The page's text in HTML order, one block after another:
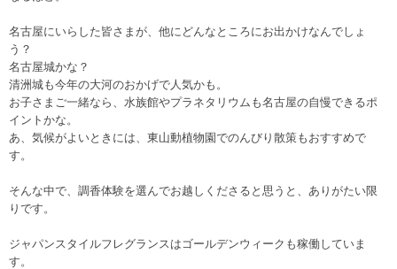
名古屋にいらした皆さまが、他にどんなところにお出かけなんでしょ
う？
名古屋城かな？
清洲城も今年の大河のおかげで人気かも。
お子さまご一緒なら、水族館やプラネタリウムも名古屋の自慢できるポ
イントかな。
あ、気候がよいときには、東山動植物園でのんびり散策もおすすめで
す。
そんな中で、調香体験を選んでお越しくださると思うと、ありがたい限
りです。
ジャパンスタイルフレグランスはゴールデンウィークも稼働していま
す。